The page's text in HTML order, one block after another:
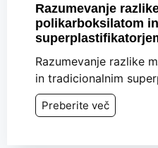
Razumevanje
polikarboksilatom
Razumevanje razlike
in tradicionalnim
Preberite več